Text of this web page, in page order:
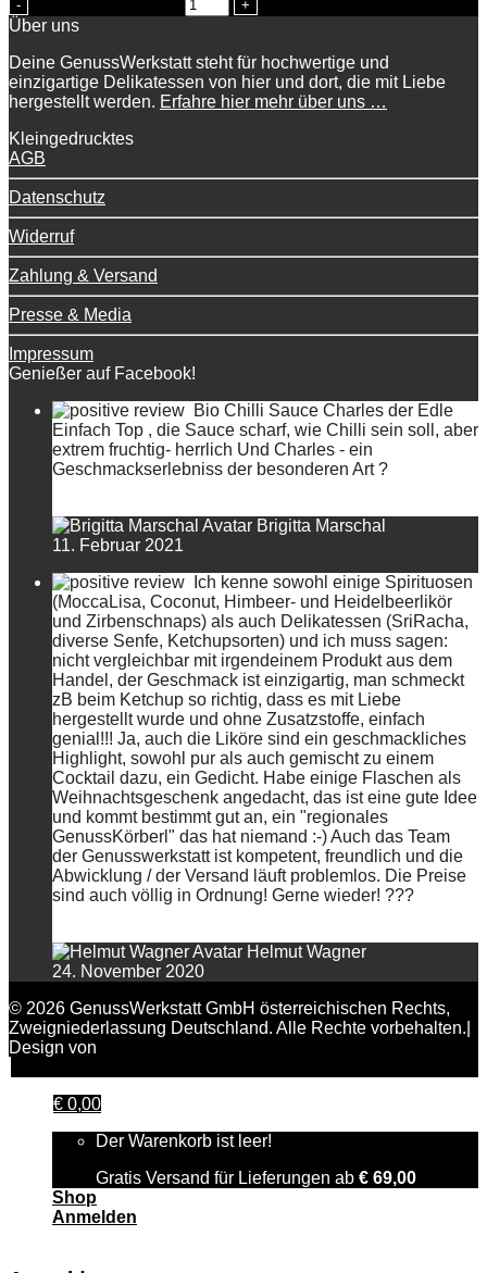
Über uns
Deine GenussWerkstatt steht für hochwertige und
einzigartige Delikatessen von hier und dort, die mit Liebe
hergestellt werden. Erfahre hier mehr über uns …
Kleingedrucktes
AGB
Datenschutz
Widerruf
Zahlung & Versand
Presse & Media
Impressum
Genießer auf Facebook!
Bio Chilli Sauce Charles der Edle
Einfach Top , die Sauce scharf, wie Chilli sein soll, aber
extrem fruchtig- herrlich Und Charles - ein
Geschmackserlebniss der besonderen Art ?
Brigitta Marschal
11. Februar 2021
Ich kenne sowohl einige Spirituosen
(MoccaLisa, Coconut, Himbeer- und Heidelbeerlikör
und Zirbenschnaps) als auch Delikatessen (SriRacha,
diverse Senfe, Ketchupsorten) und ich muss sagen:
nicht vergleichbar mit irgendeinem Produkt aus dem
Handel, der Geschmack ist einzigartig, man schmeckt
zB beim Ketchup so richtig, dass es mit Liebe
hergestellt wurde und ohne Zusatzstoffe, einfach
genial!!! Ja, auch die Liköre sind ein geschmackliches
Highlight, sowohl pur als auch gemischt zu einem
Cocktail dazu, ein Gedicht. Habe einige Flaschen als
Weihnachtsgeschenk angedacht, das ist eine gute Idee
und kommt bestimmt gut an, ein "regionales
GenussKörberl" das hat niemand :-) Auch das Team
der Genusswerkstatt ist kompetent, freundlich und die
Abwicklung / der Versand läuft problemlos. Die Preise
sind auch völlig in Ordnung! Gerne wieder! ???
Helmut Wagner
24. November 2020
© 2026 GenussWerkstatt GmbH österreichischen Rechts,
Zweigniederlassung Deutschland. Alle Rechte vorbehalten.|
Design von
€ 0,00
Der Warenkorb ist leer!
Gratis Versand für Lieferungen ab € 69,00
Shop
Anmelden